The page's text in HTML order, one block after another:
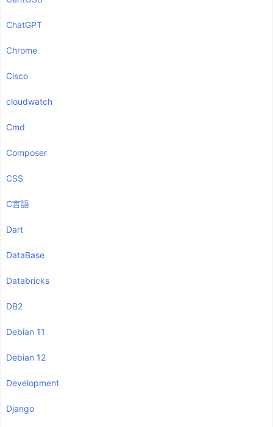
ChatGPT
Chrome
Cisco
cloudwatch
Cmd
Composer
CSS
C言語
Dart
DataBase
Databricks
DB2
Debian 11
Debian 12
Development
Django